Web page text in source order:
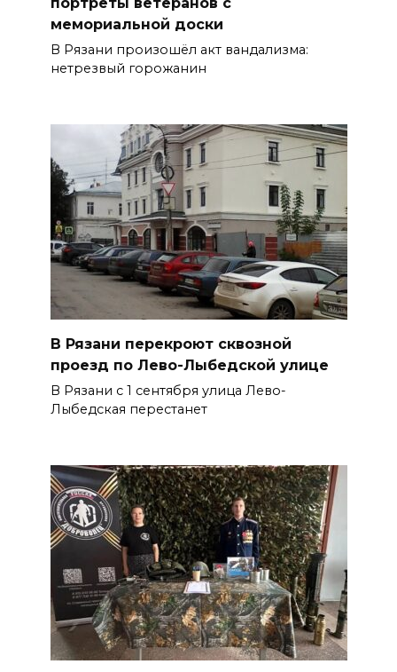
мемориальной доски
В Рязани произошёл акт вандализма:
нетрезвый горожанин
В Рязани перекроют сквозной
проезд по Лево-Лыбедской улице
В Рязани с 1 сентября улица Лево-
Лыбедская перестанет